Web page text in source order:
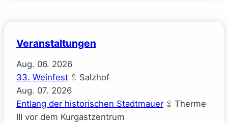
Veranstaltungen
Aug. 06. 2026
33. Weinfest
Salzhof
Aug. 07. 2026
Entlang der historischen Stadtmauer
Therme
III vor dem Kurgastzentrum